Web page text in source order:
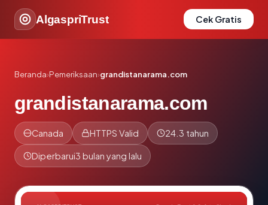
AlgaspriTrust Cek Gratis
Beranda›Pemeriksaan›grandistanarama.com
grandistanarama.com
Canada HTTPS Valid 24.3 tahun
Diperbarui3 bulan yang lalu